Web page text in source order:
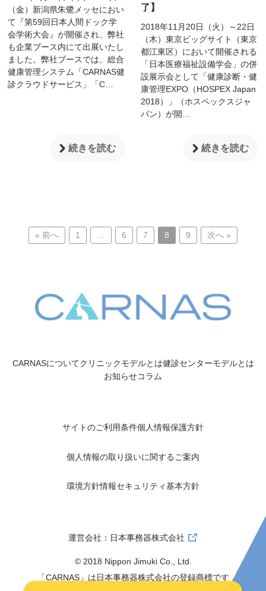
（金）新潟県朱鷺メッセにおい
て『第59回日本人間ドック学
会学術大会』が開催され、弊社
も企業ブース内にて出展いたし
ました。弊社ブースでは、総合
健康管理システム「CARNAS健
診クラウドサービス」「C…
続きを読む
了】
2018年11月20日（火）～22日
（木）東京ビッグサイト（東京
都江東区）において開催される
「日本医療福祉設備学会」の併
設展示会として「健康診断・健
康管理EXPO（HOSPEX Japan
2018）」（ホスペックスジャ
パン）が開…
続きを読む
« 前へ 1 … 6 7 8 9 次へ »
CARNASについてクリニックモデルとは健診センターモデルとは
お知らせコラム
サイトのご利用条件個人情報保護方針
個人情報の取り扱いに関するご案内
環境方針情報セキュリティ基本方針
運営会社：日本事務器株式会社
© 2018 Nippon Jimuki Co., Ltd.
「CARNAS」は日本事務器株式会社の登録商標です